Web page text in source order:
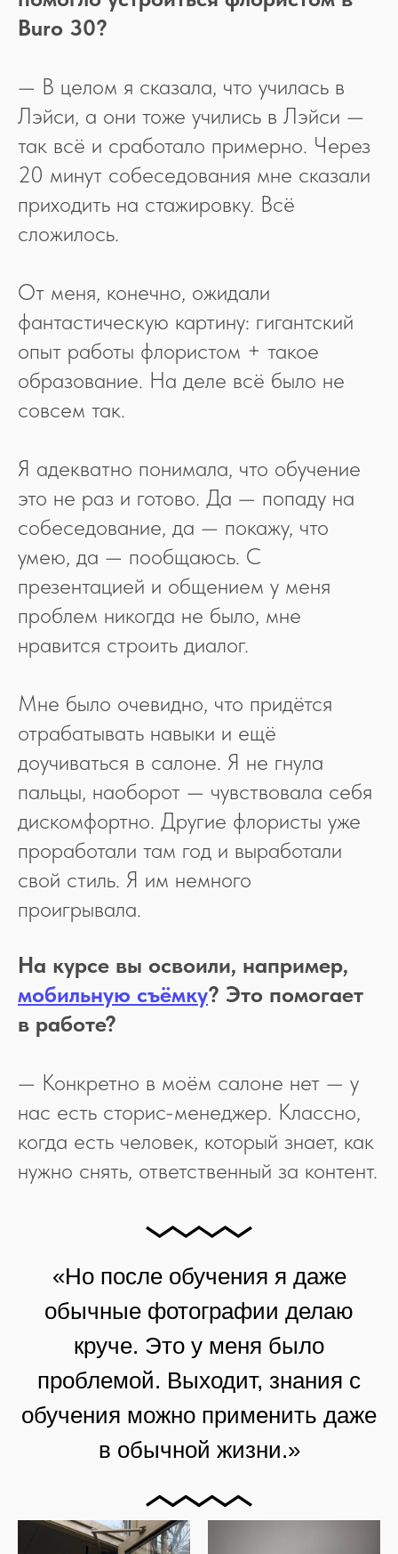
Buro 30?
— В целом я сказала, что училась в
Лэйси, а они тоже учились в Лэйси —
так всё и сработало примерно. Через
20 минут собеседования мне сказали
приходить на стажировку. Всё
сложилось.
От меня, конечно, ожидали
фантастическую картину: гигантский
опыт работы флористом + такое
образование. На деле всё было не
совсем так.
Я адекватно понимала, что обучение
это не раз и готово. Да — попаду на
собеседование, да — покажу, что
умею, да — пообщаюсь. С
презентацией и общением у меня
проблем никогда не было, мне
нравится строить диалог.
Мне было очевидно, что придётся
отрабатывать навыки и ещё
доучиваться в салоне. Я не гнула
пальцы, наоборот — чувствовала себя
дискомфортно. Другие флористы уже
проработали там год и выработали
свой стиль. Я им немного
проигрывала.
На курсе вы освоили, например,
мобильную съёмку? Это помогает
в работе?
— Конкретно в моём салоне нет — у
нас есть сторис-менеджер. Классно,
когда есть человек, который знает, как
нужно снять, ответственный за контент.
«Но после обучения я даже
обычные фотографии делаю
круче. Это у меня было
проблемой. Выходит, знания с
обучения можно применить даже
в обычной жизни.»